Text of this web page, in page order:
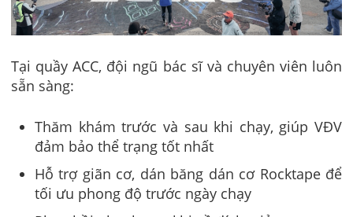
Tại quầy ACC, đội ngũ bác sĩ và chuyên viên luôn
sẵn sàng:
Thăm khám trước và sau khi chạy, giúp VĐV
đảm bảo thể trạng tốt nhất
Hỗ trợ giãn cơ, dán băng dán cơ Rocktape để
tối ưu phong độ trước ngày chạy